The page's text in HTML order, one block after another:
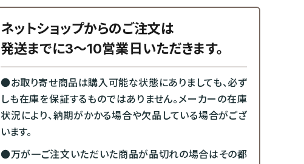
ネットショップからのご注文は
発送までに3～10営業日いただきます。
●お取り寄せ商品は購入可能な状態にありましても、必ず
しも在庫を保証するものではありません。メーカーの在庫
状況により、納期がかかる場合や欠品している場合がござ
います。
●万が一ご注文いただいた商品が品切れの場合はその都